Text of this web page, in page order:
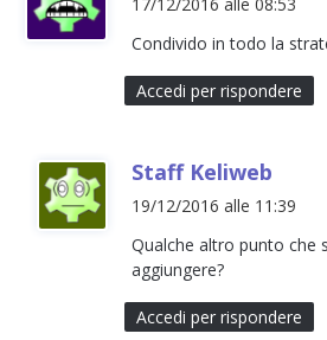
e
Condivido in todo la
Accedi per rispondere
Staff Keliweb
a
e
t
19/12/2016 alle 11:39
Qualche altro punto che
aggiungere?
Accedi per rispondere